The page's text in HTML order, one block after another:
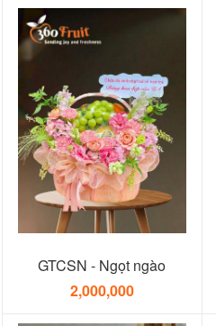
GTCSN - Ngọt ngào
2,000,000